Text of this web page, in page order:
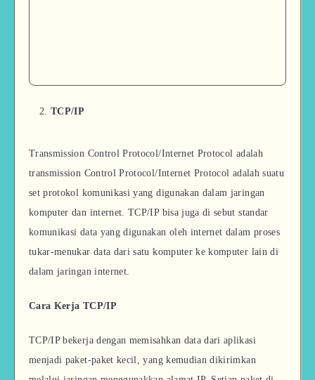
TCP/IP
Transmission Control Protocol/Internet Protocol adalah
transmission Control Protocol/Internet Protocol adalah suatu
set protokol komunikasi yang digunakan dalam jaringan
komputer dan internet. TCP/IP bisa juga di sebut standar
komunikasi data yang digunakan oleh internet dalam proses
tukar-menukar data dari satu komputer ke komputer lain di
dalam jaringan internet.
Cara Kerja TCP/IP
TCP/IP bekerja dengan memisahkan data dari aplikasi
menjadi paket-paket kecil, yang kemudian dikirimkan